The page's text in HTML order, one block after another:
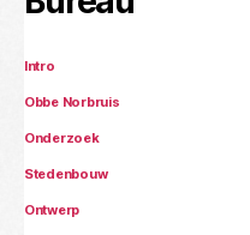
Intro
Obbe Norbruis
Onderzoek
Stedenbouw
Ontwerp